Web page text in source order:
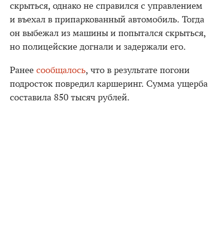
скрыться, однако не справился с управлением
и въехал в припаркованный автомобиль. Тогда
он выбежал из машины и попытался скрыться,
но полицейские догнали и задержали его.
Ранее сообщалось, что в результате погони
подросток повредил каршеринг. Сумма ущерба
составила 850 тысяч рублей.